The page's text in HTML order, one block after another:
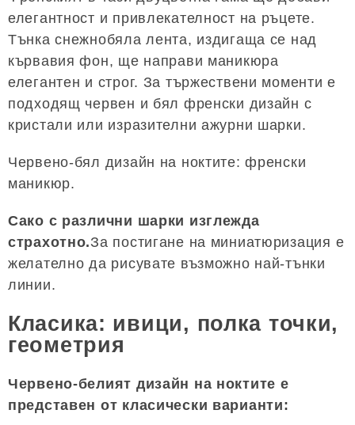
елегантност и привлекателност на ръцете.
Тънка снежнобяла лента, издигаща се над
кървавия фон, ще направи маникюра
елегантен и строг. За тържествени моменти е
подходящ червен и бял френски дизайн с
кристали или изразителни ажурни шарки.
Червено-бял дизайн на ноктите: френски
маникюр.
Сако с различни шарки изглежда
страхотно.За постигане на миниатюризация е
желателно да рисувате възможно най-тънки
линии.
Класика: ивици, полка точки,
геометрия
Червено-белият дизайн на ноктите е
представен от класически варианти: